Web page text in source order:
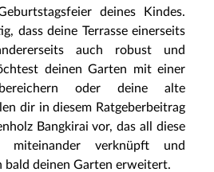
deines Kindes.
dass deine Terrasse einerseits
auch robust und
deinen Garten mit einer
oder deine alte
dir in diesem Ratgeberbeitrag
Bangkirai vor, das all diese
miteinander verknüpft und
bald deinen Garten erweitert.